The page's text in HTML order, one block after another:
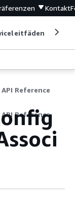
Kontakt
API Reference
API Reference